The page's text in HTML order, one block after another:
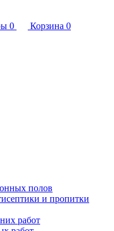
0 Корзина 0
полов
и пропитки
работ